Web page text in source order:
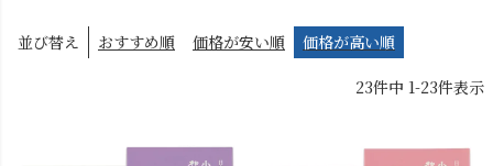
並び替え おすすめ順 価格が安い順 価格が高い順
23件中 1-23件表示